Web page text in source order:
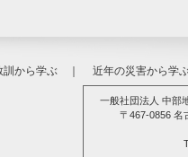
訓から学ぶ｜ 近年の災害から学
一般社団法人 中部
〒467-0856 名